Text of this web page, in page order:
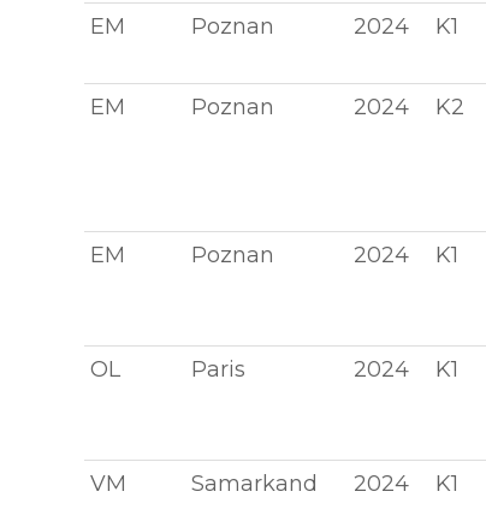
EM Poznan 2024 K1
EM
Poznan 2024 K2
EM
Poznan 2024 K1
OL
Paris 2024 K1
VM
Samarkand 2024 K1